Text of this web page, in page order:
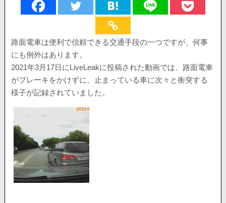
路面電車は便利で信頼できる交通手段の一つですが、何事
にも例外はあります。
2021年3月17日にLiveLeakに投稿された動画では、路面電車
がブレーキをかけずに、止まっている車に次々と衝突する
様子が記録されていました。